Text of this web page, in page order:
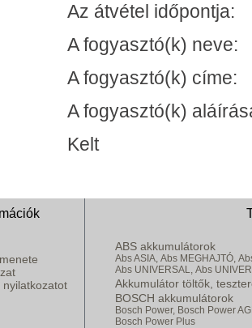
Az átvétel időpontja:
A fogyasztó(k) neve:
A fogyasztó(k) címe:
A fogyasztó(k)
Kelt
nyilatkozatot
ABS akkumulátorok
Abs ASIA, Abs MEGHAJTÓ,
Abs UNIVERSAL, Abs
Akkumulátor töltők,
BOSCH akkumulátorok
Bosch Power, Bosch Power
Bosch Power Plus